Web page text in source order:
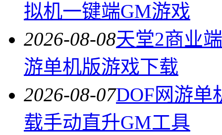
拟机一键端GM游戏
2026-08-08天堂2商业
游单机版游戏下载
2026-08-07DOF网游单
载手动直升GM工具